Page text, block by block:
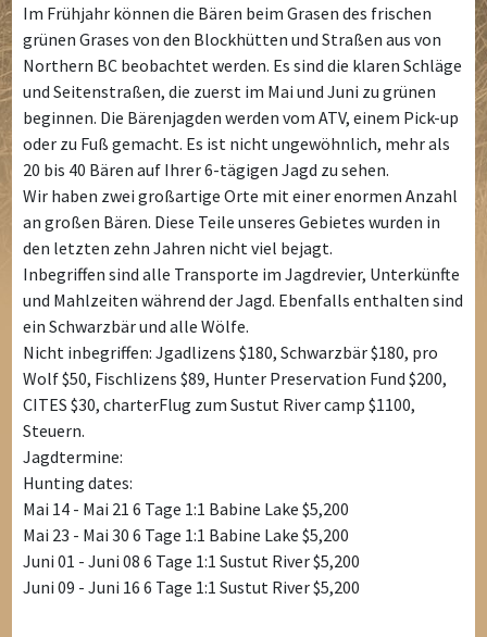
Im Frühjahr können die Bären beim Grasen des frischen
grünen Grases von den Blockhütten und Straßen aus von
Northern BC beobachtet werden. Es sind die klaren Schläge
und Seitenstraßen, die zuerst im Mai und Juni zu grünen
beginnen. Die Bärenjagden werden vom ATV, einem Pick-up
oder zu Fuß gemacht. Es ist nicht ungewöhnlich, mehr als
20 bis 40 Bären auf Ihrer 6-tägigen Jagd zu sehen.
Wir haben zwei großartige Orte mit einer enormen Anzahl
an großen Bären. Diese Teile unseres Gebietes wurden in
den letzten zehn Jahren nicht viel bejagt.
Inbegriffen sind alle Transporte im Jagdrevier, Unterkünfte
und Mahlzeiten während der Jagd. Ebenfalls enthalten sind
ein Schwarzbär und alle Wölfe.
Nicht inbegriffen: Jgadlizens $180, Schwarzbär $180, pro
Wolf $50, Fischlizens $89, Hunter Preservation Fund $200,
CITES $30, charterFlug zum Sustut River camp $1100,
Steuern.
Jagdtermine:
Hunting dates:
Mai 14 - Mai 21 6 Tage 1:1 Babine Lake $5,200
Mai 23 - Mai 30 6 Tage 1:1 Babine Lake $5,200
Juni 01 - Juni 08 6 Tage 1:1 Sustut River $5,200
Juni 09 - Juni 16 6 Tage 1:1 Sustut River $5,200